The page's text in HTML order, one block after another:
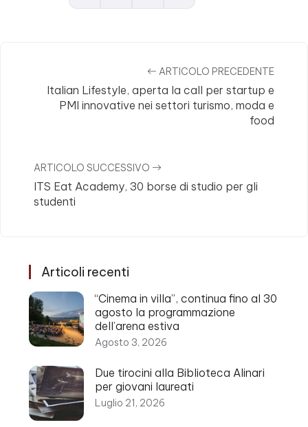
ARTICOLO PRECEDENTE
Italian Lifestyle, aperta la call per startup e
PMI innovative nei settori turismo, moda e
food
ARTICOLO SUCCESSIVO
ITS Eat Academy, 30 borse di studio per gli
studenti
Articoli recenti
“Cinema in villa”, continua fino al 30
agosto la programmazione
dell’arena estiva
Agosto 3, 2026
Due tirocini alla Biblioteca Alinari
per giovani laureati
Luglio 21, 2026